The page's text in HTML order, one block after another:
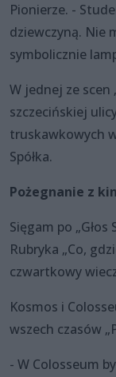
Pionierze. -
dziewczyną. Nie
symbolicznie
W jednej ze scen
szczecińskiej
truskawkowych
Spółka.
Pożegnanie z
Sięgam po
Rubryka „Co,
czwartkowy
Kosmos i
wszech czasów
- W Colosseum